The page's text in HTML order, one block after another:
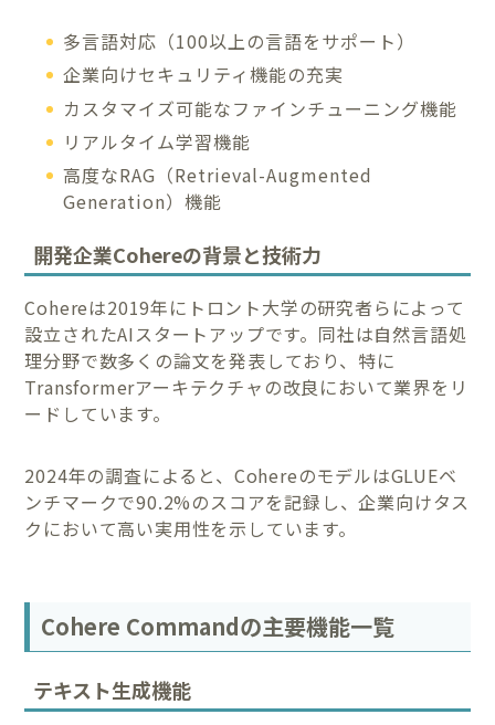
多言語対応（100以上の言語をサポート）
企業向けセキュリティ機能の充実
カスタマイズ可能なファインチューニング機能
リアルタイム学習機能
高度なRAG（Retrieval-Augmented
Generation）機能
開発企業Cohereの背景と技術力
Cohereは2019年にトロント大学の研究者らによって
設立されたAIスタートアップです。同社は自然言語処
理分野で数多くの論文を発表しており、特に
Transformerアーキテクチャの改良において業界をリ
ードしています。
2024年の調査によると、CohereのモデルはGLUEベ
ンチマークで90.2%のスコアを記録し、企業向けタス
クにおいて高い実用性を示しています。
Cohere Commandの主要機能一覧
テキスト生成機能